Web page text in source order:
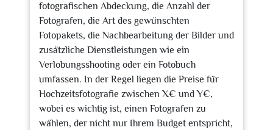
fotografischen Abdeckung, die Anzahl der
Fotografen, die Art des gewünschten
Fotopakets, die Nachbearbeitung der Bilder und
zusätzliche Dienstleistungen wie ein
Verlobungsshooting oder ein Fotobuch
umfassen. In der Regel liegen die Preise für
Hochzeitsfotografie zwischen X€ und Y€,
wobei es wichtig ist, einen Fotografen zu
wählen, der nicht nur Ihrem Budget entspricht,